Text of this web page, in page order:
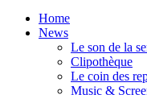
Home
News
Le son de la
Clipothèque
Le coin des
Music &